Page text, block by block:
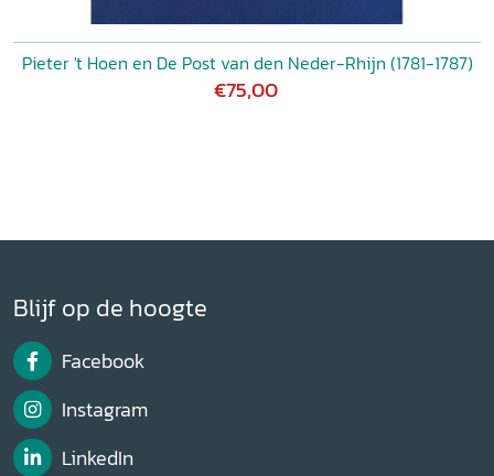
Pieter 't Hoen en De Post van den Neder-Rhijn (1781-1787)
€75,00
Blijf op de hoogte
Facebook
Instagram
LinkedIn